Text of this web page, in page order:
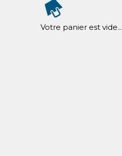
Butte Bergeyre
Votre panier est vide...